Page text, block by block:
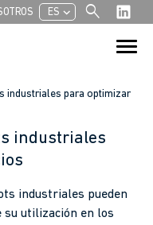
ESchevron_left search
Botón de
industriales para optimizar
industriales
industriales pueden
su utilización en los